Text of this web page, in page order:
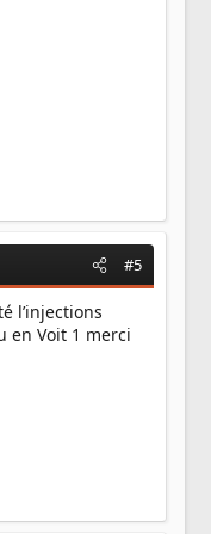
#5
l’injections
en Voit 1 merci